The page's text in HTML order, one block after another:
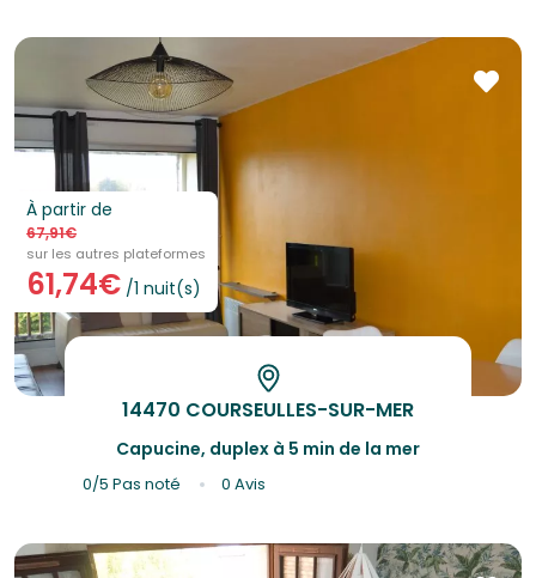
À partir de
67,91€
sur les autres plateformes
61,74€ /1 nuit(s)
Capucine, duplex à 5 min de la mer
14470 COURSEULLES-SUR-MER
0/5Pas noté 0 Avis